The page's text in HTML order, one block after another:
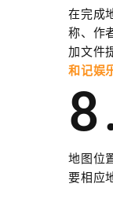
在完成
称、作
加文件
和记娱
地图位
要相应